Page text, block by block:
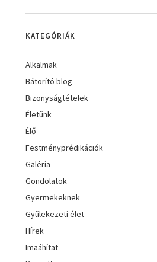
KATEGÓRIÁK
Alkalmak
Bátorító blog
Bizonyságtételek
Életünk
Élő
Festményprédikációk
Galéria
Gondolatok
Gyermekeknek
Gyülekezeti élet
Hírek
Imaáhítat